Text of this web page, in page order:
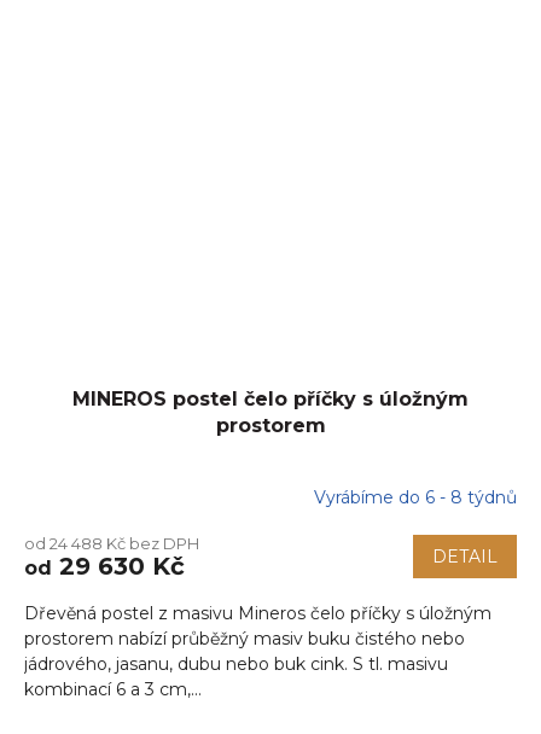
MINEROS postel čelo příčky s úložným
prostorem
Vyrábíme do 6 - 8 týdnů
od 24 488 Kč bez DPH
od 29 630 Kč DETAIL
Dřevěná postel z masivu Mineros čelo příčky s úložným
prostorem nabízí průběžný masiv buku čistého nebo
jádrového, jasanu, dubu nebo buk cink. S tl. masivu
kombinací 6 a 3 cm,...